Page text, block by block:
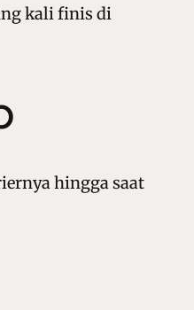
kali finis di
hingga saat